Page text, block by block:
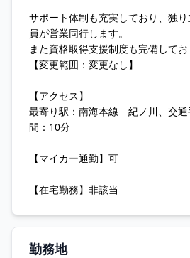
サポート体制も充実しており、独
員が営業同行します。
また資格取得支援制度も完備してお
【変更範囲：変更なし】
【アクセス】
最寄り駅：南海本線 紀ノ川、交通
間：10分
【マイカー通勤】可
【在宅勤務】非該当
勤務地